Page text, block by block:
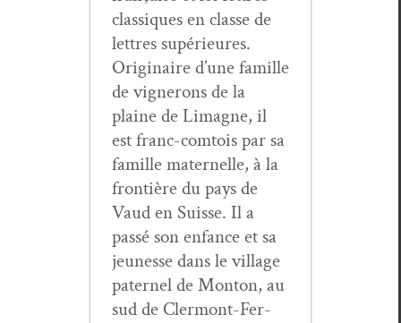
clas­siques en classe de
let­tres supérieures.
Orig­i­naire d’une famille
de vignerons de la
plaine de Limagne, il
est franc-com­tois par sa
famille mater­nelle, à la
fron­tière du pays de
Vaud en Suisse. Il a
passé son enfance et sa
jeunesse dans le vil­lage
pater­nel de Mon­ton, au
sud de Cler­mont-Fer­